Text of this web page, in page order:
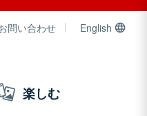
問い合わせ English
楽しむ